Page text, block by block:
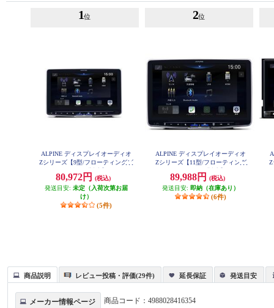
1位
ALPINE ディスプレイオーディオ
Zシリーズ【9型/フローティングビ
80,972円
(税込)
発送目安: 未定（入荷次第お届
け）
(5件)
2位
ALPINE ディスプレイオーディオ
Zシリーズ【11型/フローティング
Z
89,988円
(税込)
発送目安: 即納（在庫あり）
(6件)
Z
商品説明 レビュー投稿・評価(29件) 延長保証 発送目安
メーカー情報ページ 商品コード：4988028416354